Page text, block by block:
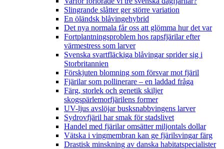
Slingrande slåtter ger större variation
En öländsk blåvingehybrid
Det nya normala får oss att glömma hur det var
Fortplantningsproblem hos rapsfjärilar efter
värmestress som larver
Svenska svartfläckiga blåvingar sprider sig i
Storbritannien
Förskjuten blomning som försvar mot fjäril
Fjärilar som pollinerare – en laddad fråga
Färg, storlek och genetik skiljer
skogspärlemorfjärilens former
UV-ljus avslöjar busksnabbvingens larver
Sydrovfjäril har smak för stadslivet
Handel med fjärilar omsätter miljontals dollar
Vätska i vingmembran kan ge fjärilsvingar färg
Drastisk minskning av danska habitatspecialister